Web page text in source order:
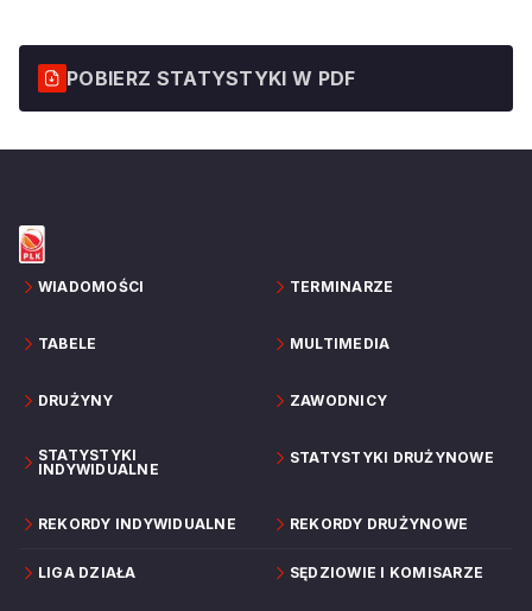
POBIERZ STATYSTYKI W PDF
WIADOMOŚCI TERMINARZE
TABELE MULTIMEDIA
DRUŻYNY ZAWODNICY
STATYSTYKI
INDYWIDUALNE
STATYSTYKI DRUŻYNOWE
REKORDY INDYWIDUALNE REKORDY DRUŻYNOWE
LIGA DZIAŁA SĘDZIOWIE I KOMISARZE